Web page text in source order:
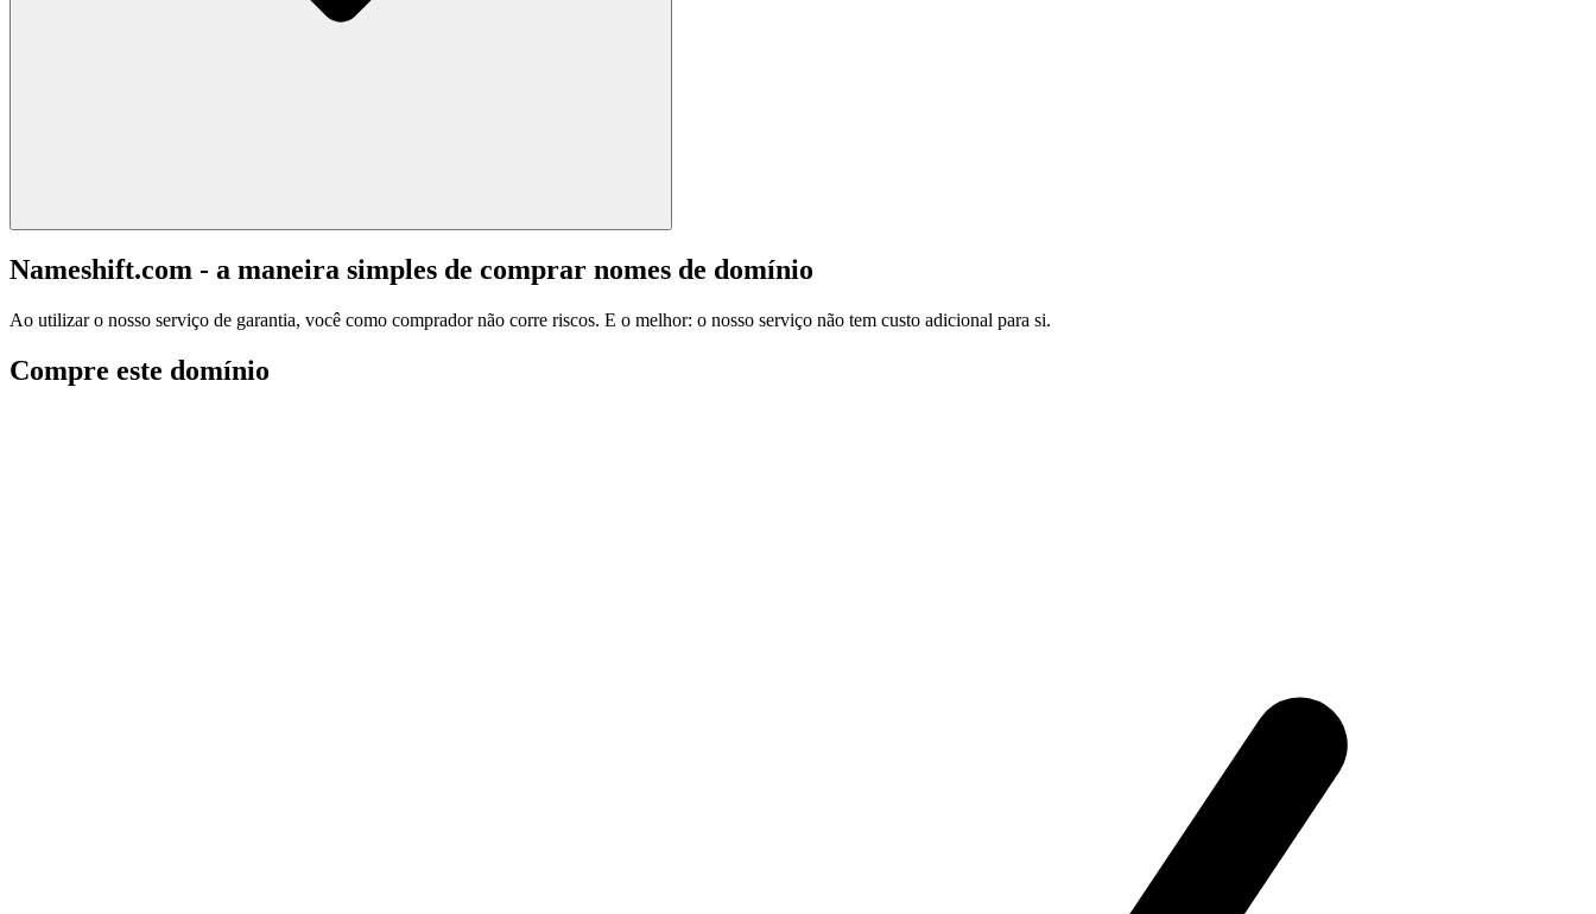
Nameshift.com - a maneira simples de comprar nomes de domínio
Ao utilizar o nosso serviço de garantia, você como comprador não corre riscos. E o melhor: o nosso serviço não tem custo adicional para si.
Compre este domínio